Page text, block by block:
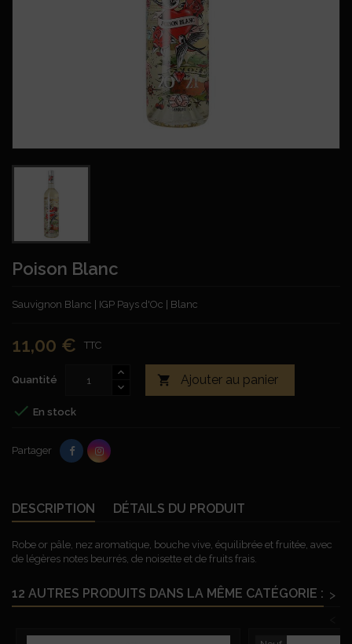
Poison Blanc
Sauvignon Blanc | IGP Pays d'Oc | Blanc
11,00 € TTC
Quantité  Ajouter au panier
 En stock
Partager
DESCRIPTION DÉTAILS DU PRODUIT
Robe or pâle, nez aromatique, bouche vive, équilibrée et fruitée, avec
de légères notes beurrés, de noisette et de fruits frais.
12 AUTRES PRODUITS DANS LA MÊME CATÉGORIE : >